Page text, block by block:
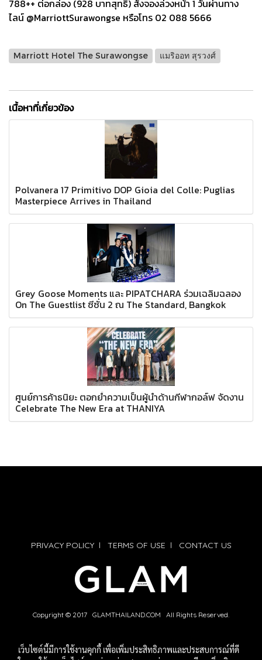
788++ ต่อกล่อง (928 บาทสุทธิ) สั่งจองล่วงหน้า 1 วันผ่านทาง
ไลน์ @MarriottSurawongse หรือโทร 02 088 5666
Marriott Hotel The Surawongse แมริออท สุรวงศ์
เนื้อหาที่เกี่ยวข้อง
Polvanera 17 Primitivo DOP Gioia del Colle: Puglias
Masterpiece Arrives in Thailand
Grey Goose Moments และ PIPATCHARA ร่วมเฉลิมฉลอง
On The Guestlist ซีซั่น 2 ณ The Standard, Bangkok
ศูนย์การค้าธนิยะ ตอกย้ำความเป็นผู้นำด้านกีฬากอล์ฟ จัดงาน
Celebrate The New Era at THANIYA
PRIVACY POLICYl TERMS OF USE l CONTACT US
Copyright © 2017 GLAMTHAILAND.COM All Rights Reserved.
เว็บไซต์นี้มีการใช้งานคุกกี้ เพื่อเพิ่มประสิทธิภาพและประสบการณ์ที่ดี